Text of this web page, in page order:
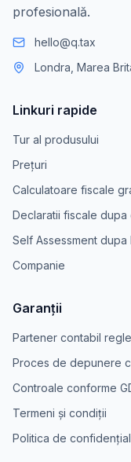
profesională.
hello@q.tax
Londra, Marea
Linkuri rapide
Tur al produsului
Prețuri
Calculatoare fiscale
Declaratii fiscale dupa
Self Assessment dupa
Companie
Garanții
Partener contabil
Proces de depunere
Controale conforme
Termeni și condiții
Politica de